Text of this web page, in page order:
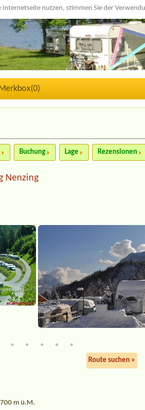
Internetseite nutzen, stimmen Sie der
0)
Buchung Lage Rezensionen
Nenzing
Route suchen »
700 m ü.M.